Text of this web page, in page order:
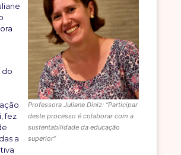
Professora Juliane Diniz: “Participar
deste processo é colaborar com a
sustentabilidade da educação
superior”
do
fez
a